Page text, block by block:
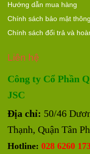
Hướng dẫn mua hàng
Chính sách bảo mật
Chính sách đổi trả và
Liên hệ
Công ty Cổ Phần
JSC
Địa chỉ: 50/46
Thạnh, Quận Tân
Hotline: 028 6260